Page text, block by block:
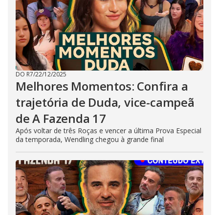
DO R7/22/12/2025
Melhores Momentos: Confira a
trajetória de Duda, vice-campeã
de A Fazenda 17
Após voltar de três Roças e vencer a última Prova Especial
da temporada, Wendling chegou à grande final